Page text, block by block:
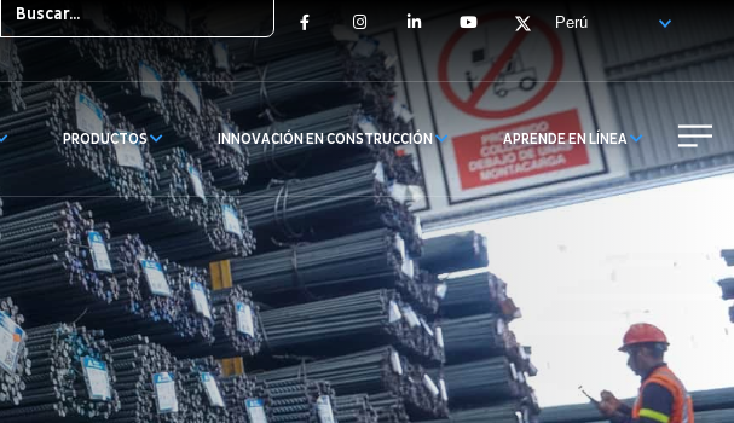
FacebookInstagramLinkedInYouTubeX
PRODUCTOS INNOVACIÓN EN CONSTRUCCIÓN APRENDE EN LÍNEA